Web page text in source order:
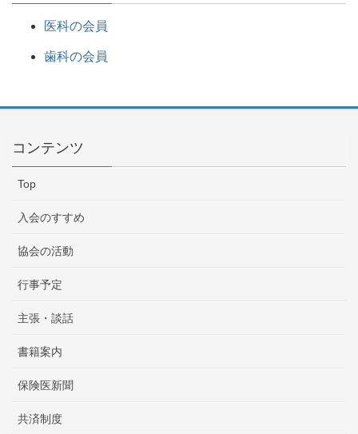
医科の会員
歯科の会員
コンテンツ
Top
入会のすすめ
協会の活動
行事予定
主張・談話
書籍案内
保険医新聞
共済制度